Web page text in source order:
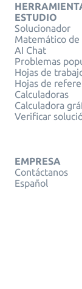
ESTUDIO
Solucionador
Matemático de
AI Chat
Problemas
Hojas de
Hojas de
Calculadoras
Calculadora
Verificar
EMPRESA
Contáctanos
Español